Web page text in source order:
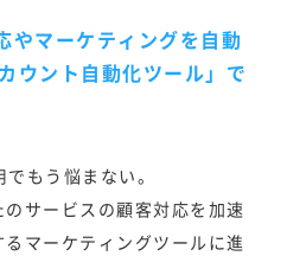
やマーケティングを自動
ウント自動化ツール」で
もう悩まない。
サービスの顧客対応を加速
マーケティングツールに進